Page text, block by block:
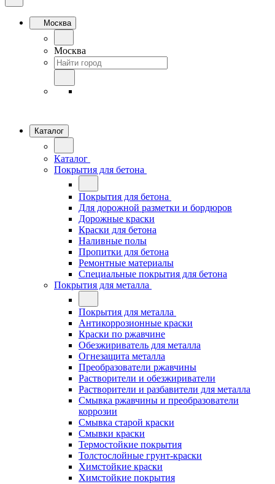
Москва
Москва
Каталог
Каталог
Покрытия для бетона
Покрытия для бетона
Для дорожной разметки и бордюров
Дорожные краски
Краски для бетона
Наливные полы
Пропитки для бетона
Ремонтные материалы
Специальные покрытия для бетона
Покрытия для металла
Покрытия для металла
Антикоррозионные краски
Краски по ржавчине
Обезжириватель для металла
Огнезащита металла
Преобразователи ржавчины
Растворители и обезжириватели
Растворители и разбавители для металла
Смывка ржавчины и преобразователи
коррозии
Смывка старой краски
Смывки краски
Термостойкие покрытия
Толстослойные грунт-краски
Химстойкие краски
Химстойкие покрытия